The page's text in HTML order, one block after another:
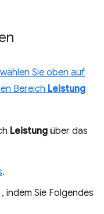
Sie oben auf
Bereich Leistung
Leistung über das
.
, indem Sie Folgendes